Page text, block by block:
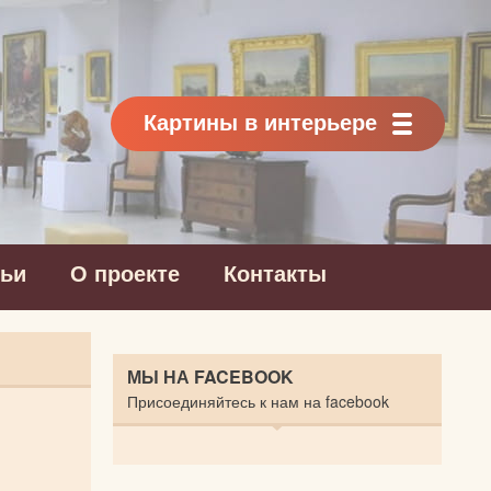
Картины в интерьере
О проекте Контакты
МЫ НА FACEBOOK
Присоединяйтесь к нам на facebook